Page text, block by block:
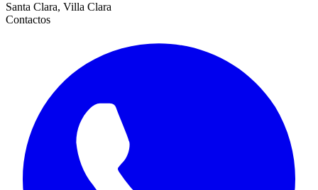
Santa Clara, Villa Clara
Contactos